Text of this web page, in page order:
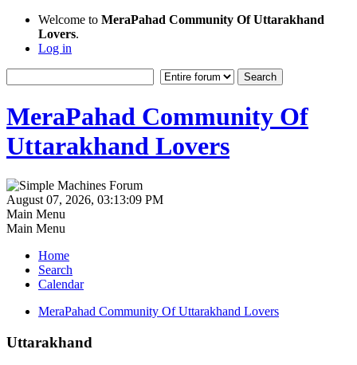
Welcome to MeraPahad Community Of Uttarakhand
Lovers.
Log in
MeraPahad Community Of
Uttarakhand Lovers
August 07, 2026, 03:13:09 PM
Main Menu
Main Menu
Home
Search
Calendar
MeraPahad Community Of Uttarakhand Lovers
Uttarakhand